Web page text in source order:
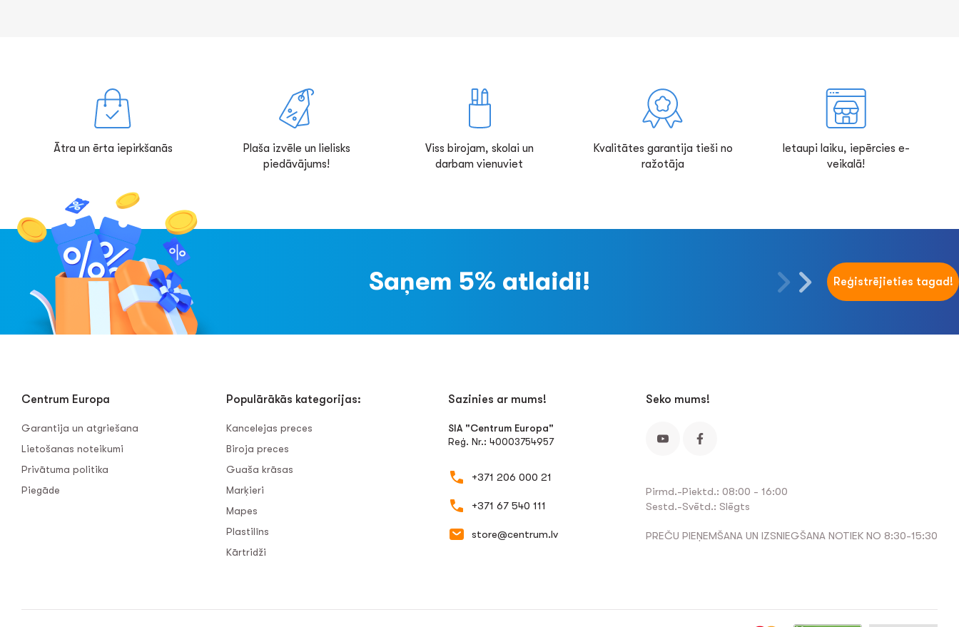
Ātra un ērta iepirkšanās
Plaša izvēle un lielisks
piedāvājums!
Viss birojam, skolai un
darbam vienuviet
Kvalitātes garantija tieši no
ražotāja
Ietaupi laiku, iepērcies e-
veikalā!
Saņem 5% atlaidi! Reģistrējieties tagad!
Centrum Europa
Garantija un atgriešana
Lietošanas noteikumi
Privātuma politika
Piegāde
Populārākās kategorijas:
Kancelejas preces
Biroja preces
Guaša krāsas
Marķieri
Mapes
Plastilīns
Kārtridži
Sazinies ar mums!
SIA "Centrum Europa"
Reģ. Nr.: 40003754957
+371 206 000 21
+371 67 540 111
store@centrum.lv
Seko mums!
Pirmd.-Piektd.: 08:00 - 16:00
Sestd.-Svētd.: Slēgts
PREČU PIEŅEMŠANA UN IZSNIEGŠANA NOTIEK NO 8:30-15:30